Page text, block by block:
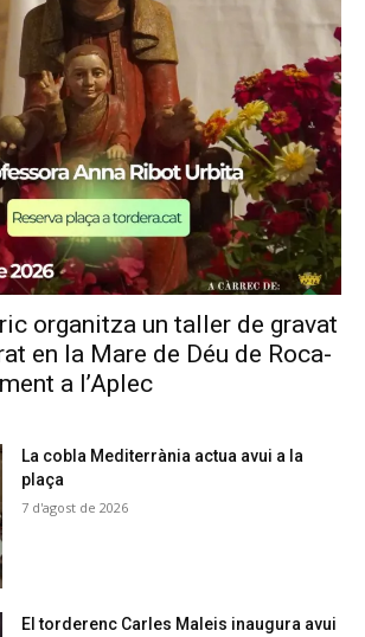
organitza un taller de gravat
en la Mare de Déu de Roca-
a l’Aplec
La cobla Mediterrània actua avui a la
plaça
7 d'agost de 2026
El torderenc Carles Maleis inaugura avui